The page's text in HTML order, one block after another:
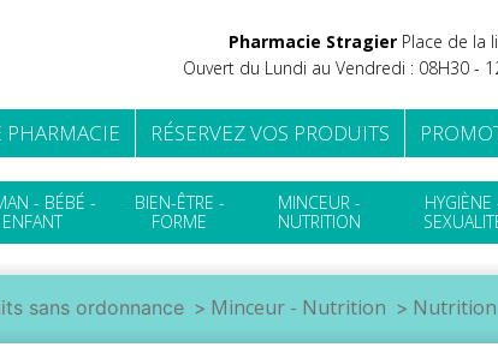
Pharmacie Stragier Place de la
Ouvert du Lundi au Vendredi : 08H30 -
PHARMACIE RÉSERVEZ VOS PRODUITS
- BÉBÉ -
ENFANT
BIEN-ÊTRE -
FORME
MINCEUR -
NUTRITION
HYGIÈNE
sans ordonnance Minceur - Nutrition Nutrition